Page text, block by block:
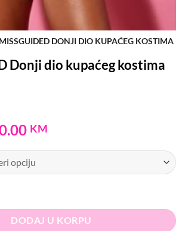
MISSGUIDED DONJI DIO KUPAĆEG KOSTIMA
Donji dio kupaćeg kostima
KM.
KM
10.00 KM.
kupaćeg kostima količina
DODAJ U KORPU